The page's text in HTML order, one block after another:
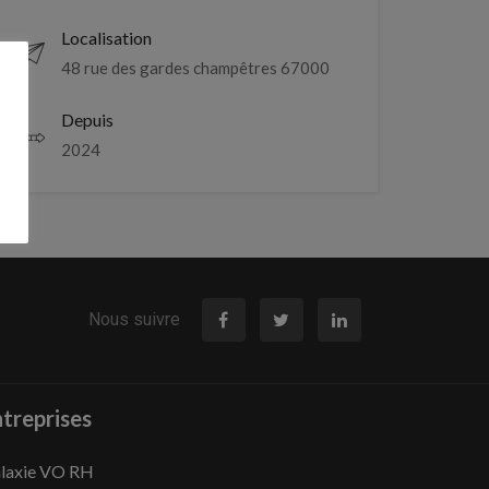
Localisation
48 rue des gardes champêtres 67000
Depuis
2024
Nous suivre
VO RH